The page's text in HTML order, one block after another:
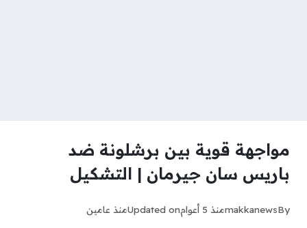
مواجهة قوية بين برشلونة ضد
باريس سان جيرمان | التشكيل
By
makkanewsمنذ 5 أعوام Updated onمنذ عامين